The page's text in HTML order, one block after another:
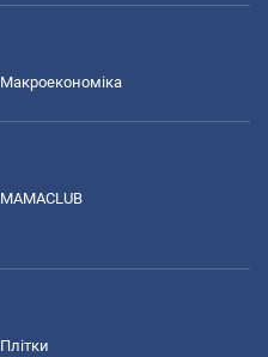
Макроекономіка
MAMACLUB
Плітки